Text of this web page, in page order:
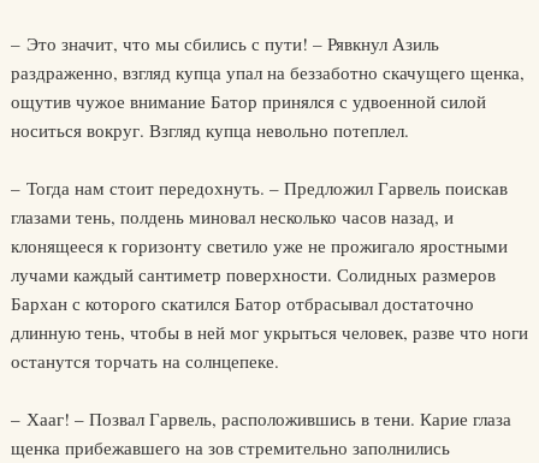
– Это значит, что мы сбились с пути! – Рявкнул Азиль
раздраженно, взгляд купца упал на беззаботно скачущего щенка,
ощутив чужое внимание Батор принялся с удвоенной силой
носиться вокруг. Взгляд купца невольно потеплел.
– Тогда нам стоит передохнуть. – Предложил Гарвель поискав
глазами тень, полдень миновал несколько часов назад, и
клонящееся к горизонту светило уже не прожигало яростными
лучами каждый сантиметр поверхности. Солидных размеров
Бархан с которого скатился Батор отбрасывал достаточно
длинную тень, чтобы в ней мог укрыться человек, разве что ноги
останутся торчать на солнцепеке.
– Хааг! – Позвал Гарвель, расположившись в тени. Карие глаза
щенка прибежавшего на зов стремительно заполнились